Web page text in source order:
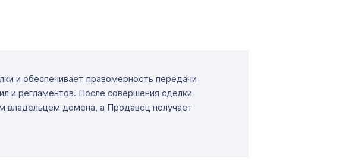
и обеспечивает правомерность передачи
и регламентов. После совершения сделки
владельцем домена, а Продавец получает